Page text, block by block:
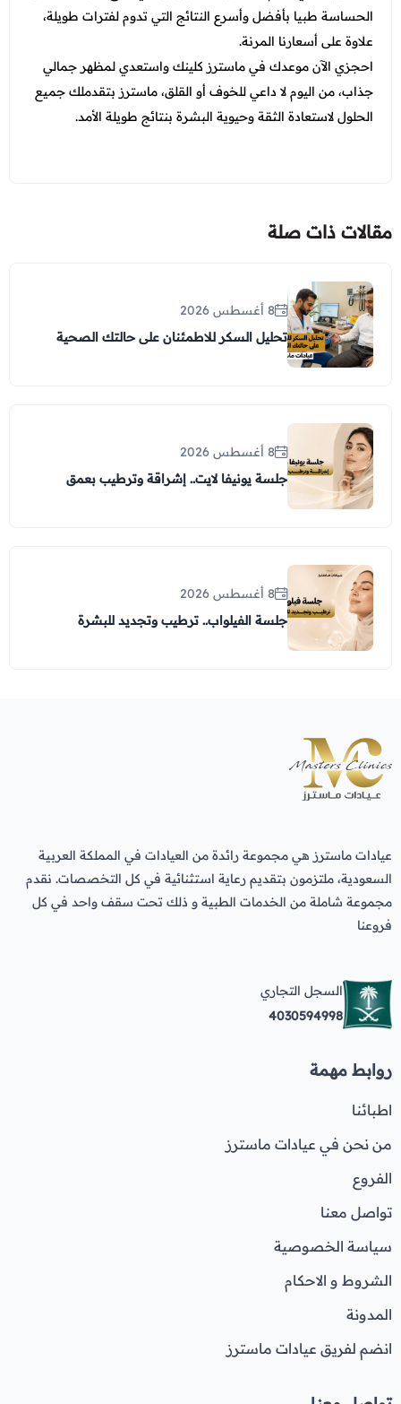
الحساسة طبيا بأفضل وأسرع النتائج التي تدوم لفترات طويلة،
علاوة على أسعارنا المرنة.
احجزي الآن موعدك في ماسترز كلينك واستعدي لمظهر جمالي
جذاب، من اليوم لا داعي للخوف أو القلق، ماسترز بتقدملك جميع
الحلول لاستعادة الثقة وحيوية البشرة بنتائج طويلة الأمد.
مقالات ذات صلة
8 أغسطس 2026
تحليل السكر للاطمئنان على حالتك الصحية
8 أغسطس 2026
جلسة يونيفا لايت.. إشراقة وترطيب بعمق
8 أغسطس 2026
جلسة الفيلواب.. ترطيب وتجديد للبشرة
عيادات ماسترز هي مجموعة رائدة من العيادات في المملكة العربية
السعودية، ملتزمون بتقديم رعاية استثنائية في كل التخصصات. نقدم
مجموعة شاملة من الخدمات الطبية و ذلك تحت سقف واحد في كل
فروعنا
السجل التجاري
4030594998
روابط مهمة
اطبائنا
من نحن في عيادات ماسترز
الفروع
تواصل معنا
سياسة الخصوصية
الشروط و الاحكام
المدونة
انضم لفريق عيادات ماسترز